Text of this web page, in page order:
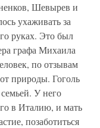
Шевырев и
ухаживать за
руках. Это был
графа Михаила
по отзывам
природы. Гоголь
У него
в Италию, и мать
позаботиться